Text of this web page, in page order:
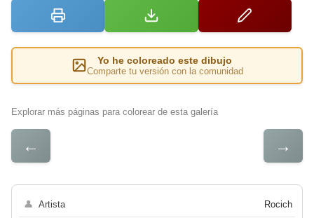
Yo he coloreado este dibujo
Comparte tu versión con la comunidad
Explorar más páginas para colorear de esta galería
← →
👤 Artista Rocich